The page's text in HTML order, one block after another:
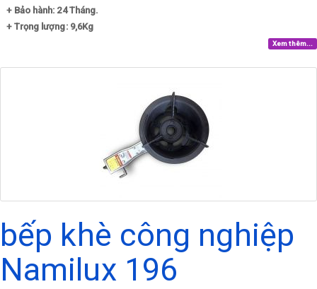
+ Bảo hành: 24 Tháng.
+ Trọng lượng: 9,6Kg
Xem thêm...
bếp khè công nghiệp
Namilux 196